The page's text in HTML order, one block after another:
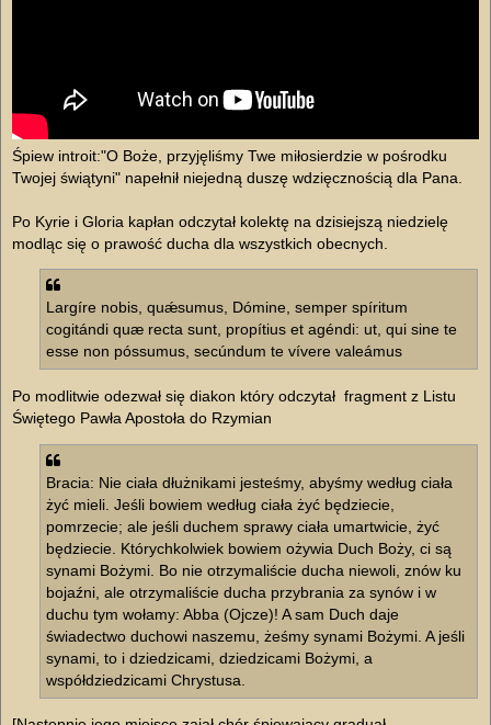
Śpiew introit:"O Boże, przyjęliśmy Twe miłosierdzie w pośrodku
Twojej świątyni" napełnił niejedną duszę wdzięcznością dla Pana.
Po Kyrie i Gloria kapłan odczytał kolektę na dzisiejszą niedzielę
modląc się o prawość ducha dla wszystkich obecnych.
Largíre nobis, quǽsumus, Dómine, semper spíritum
cogitándi quæ recta sunt, propítius et agéndi: ut, qui sine te
esse non póssumus, secúndum te vívere valeámus
Po modlitwie odezwał się diakon który odczytał fragment z Listu
Świętego Pawła Apostoła do Rzymian
Bracia: Nie ciała dłużnikami jesteśmy, abyśmy według ciała
żyć mieli. Jeśli bowiem według ciała żyć będziecie,
pomrzecie; ale jeśli duchem sprawy ciała umartwicie, żyć
będziecie. Którychkolwiek bowiem ożywia Duch Boży, ci są
synami Bożymi. Bo nie otrzymaliście ducha niewoli, znów ku
bojaźni, ale otrzymaliście ducha przybrania za synów i w
duchu tym wołamy: Abba (Ojcze)! A sam Duch daje
świadectwo duchowi naszemu, żeśmy synami Bożymi. A jeśli
synami, to i dziedzicami, dziedzicami Bożymi, a
współdziedzicami Chrystusa.